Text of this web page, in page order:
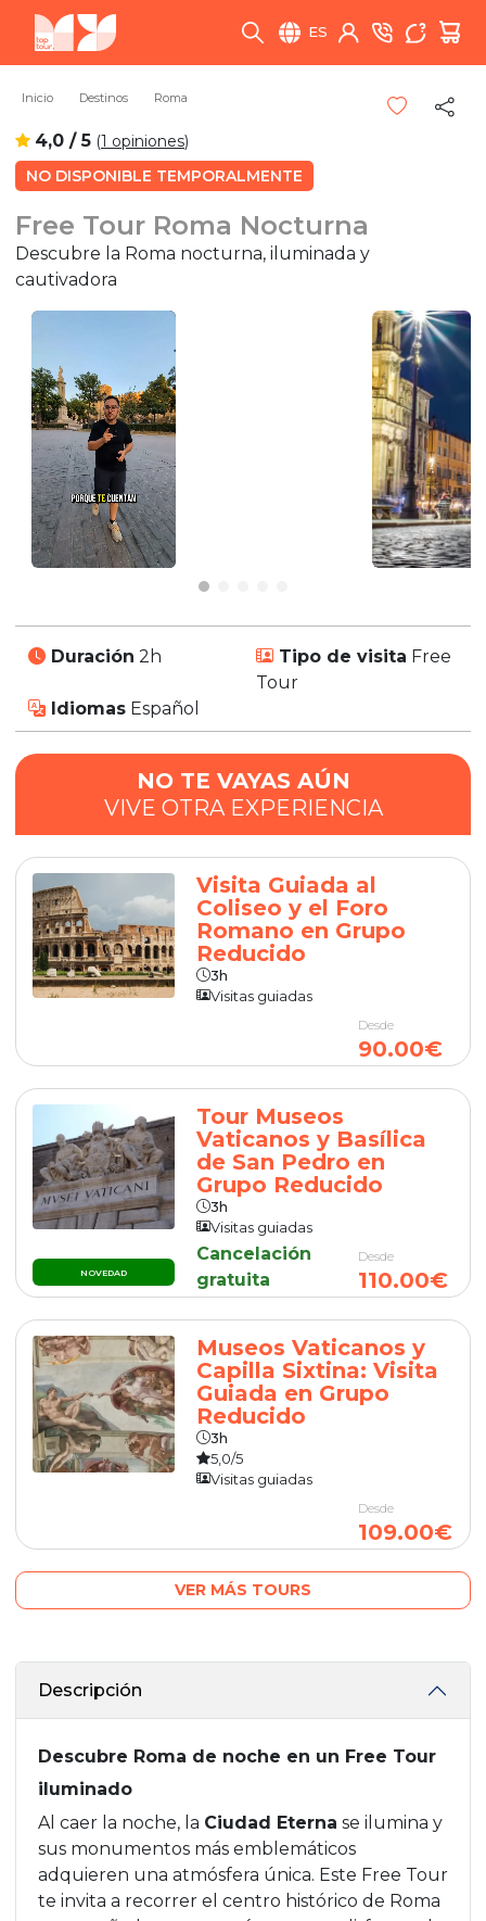
ES
Inicio Destinos Roma
4,0 / 5 (1 opiniones)
NO DISPONIBLE TEMPORALMENTE
Free Tour Roma Nocturna
Descubre la Roma nocturna, iluminada y
cautivadora
Duración 2h Tipo de visita Free
Tour
Idiomas Español
NO TE VAYAS AÚN
VIVE OTRA EXPERIENCIA
Visita Guiada al
Coliseo y el Foro
Romano en Grupo
Reducido
3h
Visitas guiadas
Desde
90.00€
NOVEDAD
Tour Museos
Vaticanos y Basílica
de San Pedro en
Grupo Reducido
3h
Visitas guiadas
Cancelación
gratuita
Desde
110.00€
Museos Vaticanos y
Capilla Sixtina: Visita
Guiada en Grupo
Reducido
3h
5,0/5
Visitas guiadas
Desde
109.00€
VER MÁS TOURS
Descripción
Descubre Roma de noche en un Free Tour
iluminado
Al caer la noche, la Ciudad Eterna se ilumina y
sus monumentos más emblemáticos
adquieren una atmósfera única. Este Free Tour
te invita a recorrer el centro histórico de Roma